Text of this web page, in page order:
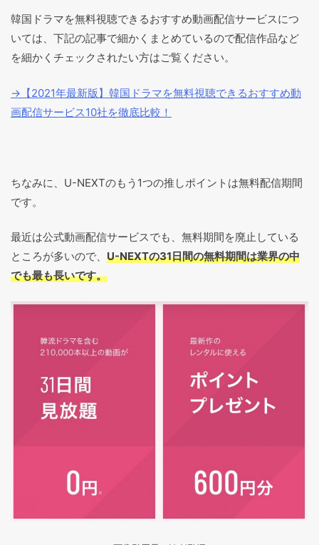
韓国ドラマを無料視聴できるおすすめ動画配信サービスにつ
いては、下記の記事で細かくまとめているので配信作品など
を細かくチェックされたい方はご覧ください。
→【2021年最新版】韓国ドラマを無料視聴できるおすすめ動
画配信サービス10社を徹底比較！
ちなみに、U-NEXTのもう1つの推しポイントは無料配信期間
です。
最近は公式動画配信サービスでも、無料期間を廃止している
ところが多いので、 U-NEXTの31日間の無料期間は業界の中
でも最も長いです。